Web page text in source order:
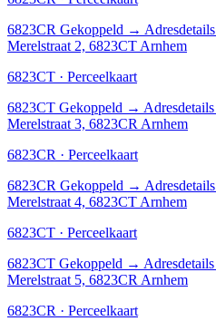
6823CR Gekoppeld →
Merelstraat 2, 6823CT Arnhem
6823CT · Perceelkaart
6823CT Gekoppeld →
Merelstraat 3, 6823CR Arnhem
6823CR · Perceelkaart
6823CR Gekoppeld →
Merelstraat 4, 6823CT Arnhem
6823CT · Perceelkaart
6823CT Gekoppeld →
Merelstraat 5, 6823CR Arnhem
6823CR · Perceelkaart